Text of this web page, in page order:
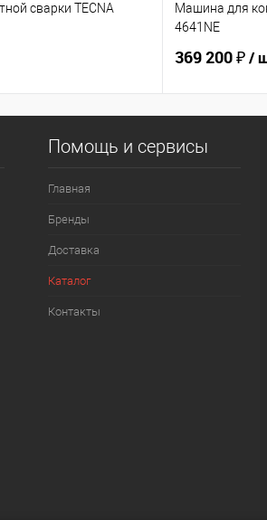
сварки TECNA
Машина для
4641NE
369 200 ₽/
Помощь и сервисы
Главная
Бренды
Доставка
Каталог
Контакты